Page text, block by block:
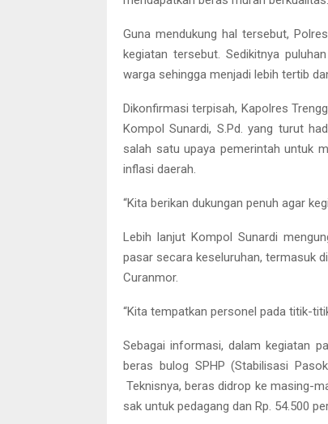
Guna mendukung hal tersebut,
kegiatan tersebut. Sedikitnya
warga sehingga menjadi lebih tertib
Dikonfirmasi terpisah, Kapolres
Kompol Sunardi, S.Pd. yang turut
salah satu upaya pemerintah untuk
inflasi daerah.
“Kita berikan dukungan penuh agar
Lebih lanjut Kompol Sunardi
pasar secara keseluruhan, termasuk
Curanmor.
“Kita tempatkan personel pada titik-
Sebagai informasi, dalam kegiatan
beras bulog SPHP (Stabilisasi
Teknisnya, beras didrop ke masing-
sak untuk pedagang dan Rp. 54.500